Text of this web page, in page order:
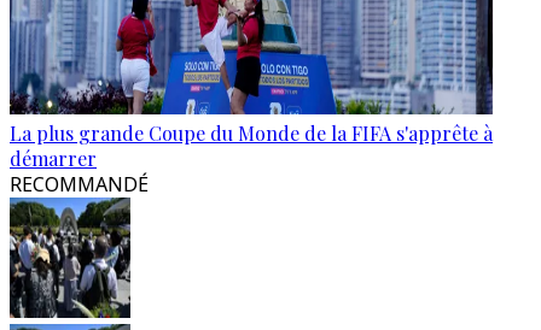
La plus grande Coupe du Monde de la FIFA s'apprête à
démarrer
RECOMMANDÉ